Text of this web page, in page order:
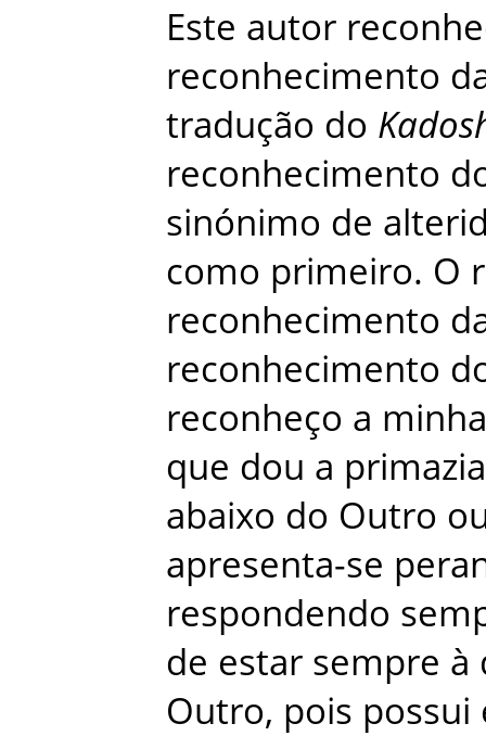
Este autor
reconhecimento
tradução do
reconhecimento
sinónimo de
como primeiro. O
reconhecimento
reconhecimento
reconheço a minha
que dou a primazia
abaixo do Outro
apresenta-se
respondendo
de estar sempre à
Outro, pois possui